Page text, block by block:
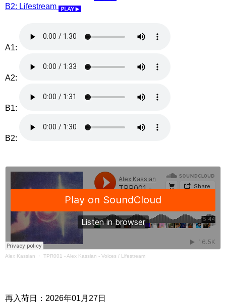
B2: Lifestream
A1:
A2:
B1:
B2:
Alex Kassian ・ TPR001 - Alex Kassian - Voices / Lifestream
再入荷日：2026年01月27日